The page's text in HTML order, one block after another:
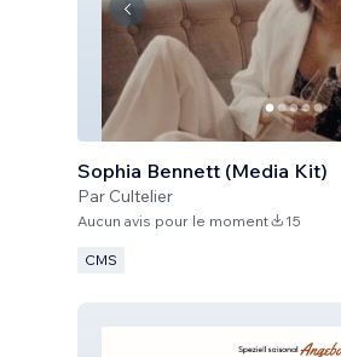
Sophia Bennett (Media Kit)
Par Cultelier
Aucun avis pour le moment 15
CMS